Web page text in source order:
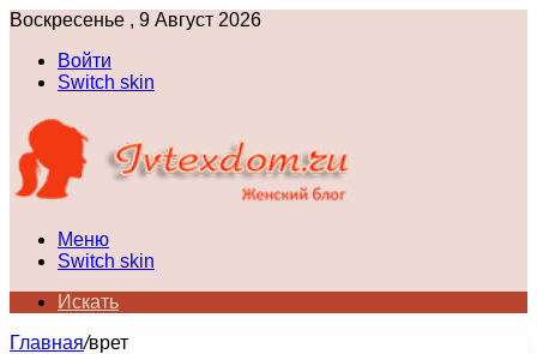
Воскресенье , 9 Август 2026
Войти
Switch skin
Меню
Switch skin
Искать
Главная/врет